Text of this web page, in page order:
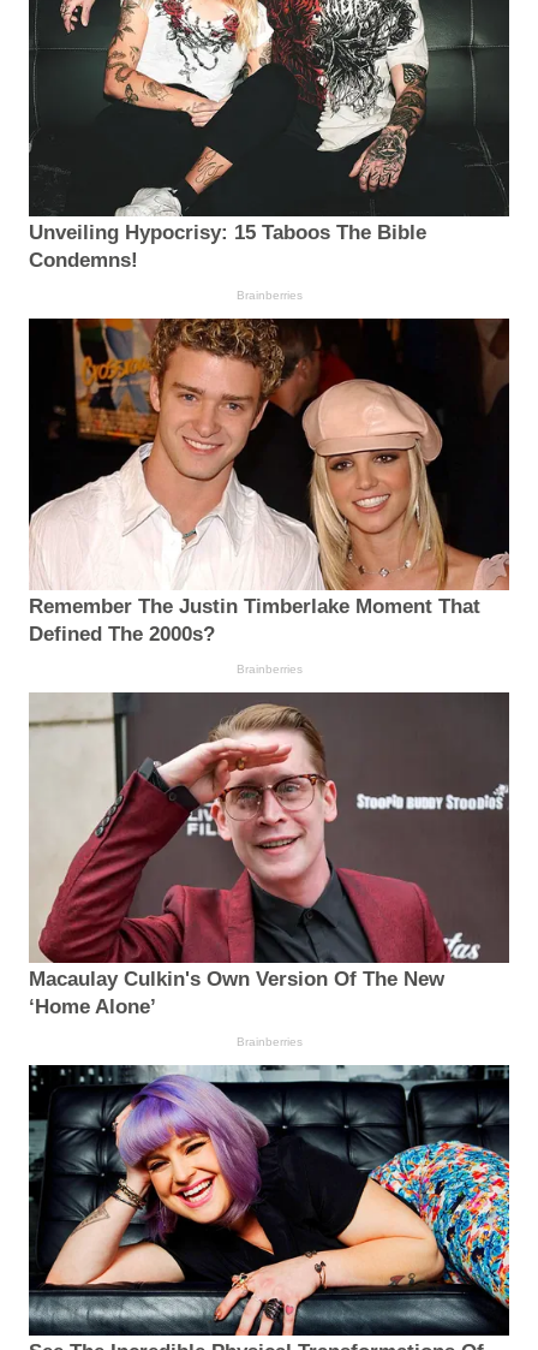
Unveiling Hypocrisy: 15 Taboos The Bible
Condemns!
Brainberries
Remember The Justin Timberlake Moment That
Defined The 2000s?
Brainberries
Macaulay Culkin's Own Version Of The New
‘Home Alone’
Brainberries